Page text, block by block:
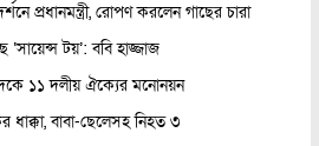
প্রধানমন্ত্রী, রোপণ করলেন গাছের চারা
‘সায়েন্স টয়’: ববি হাজ্জাজ
১১ দলীয় ঐক্যের মনোনয়ন
ধাক্কা, বাবা-ছেলেসহ নিহত ৩